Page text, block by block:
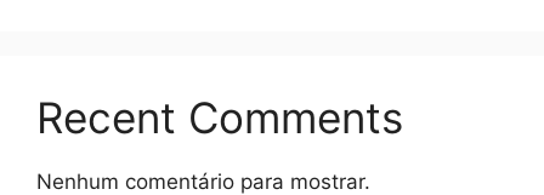
Recent Comments
Nenhum comentário para mostrar.